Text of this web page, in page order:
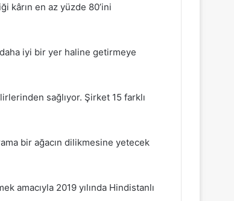
kârın en az yüzde 80’ini
daha iyi bir yer haline getirmeye
sağlıyor. Şirket 15 farklı
bir ağacın dilikmesine yetecek
amacıyla 2019 yılında Hindistanlı